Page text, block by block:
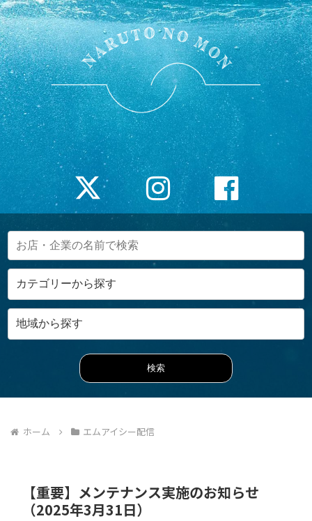
ホーム エムアイシー配信
【重要】メンテナンス実施のお知らせ
（2025年3月31日）